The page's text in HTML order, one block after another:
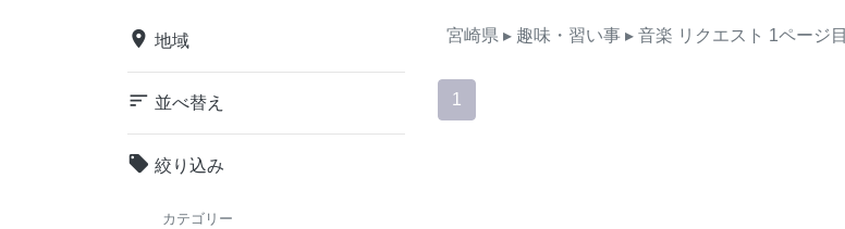
place 地域
sort 並べ替え
local_offer 絞り込み
カテゴリー
宮崎県 ▸ 趣味・習い事 ▸ 音楽 リクエスト 1ページ目
1